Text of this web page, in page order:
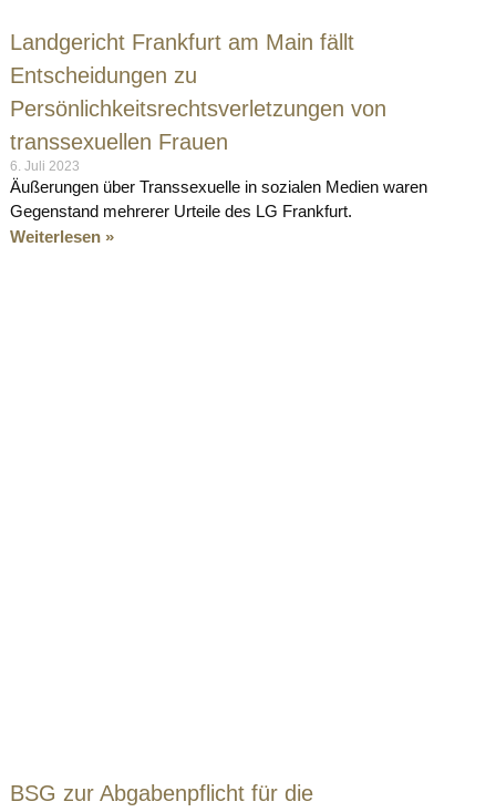
Landgericht Frankfurt am Main fällt
Entscheidungen zu
Persönlichkeitsrechtsverletzungen von
transsexuellen Frauen
6. Juli 2023
Äußerungen über Transsexuelle in sozialen Medien waren
Gegenstand mehrerer Urteile des LG Frankfurt.
Weiterlesen »
BSG zur Abgabenpflicht für die